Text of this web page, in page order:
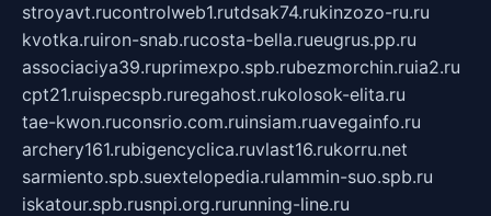
stroyavt.rucontrolweb1.rutdsak74.rukinzozo-ru.ru
kvotka.ruiron-snab.rucosta-bella.rueugrus.pp.ru
associaciya39.ruprimexpo.spb.rubezmorchin.ruia2.ru
cpt21.ruispecspb.ruregahost.rukolosok-elita.ru
tae-kwon.ruconsrio.com.ruinsiam.ruavegainfo.ru
archery161.rubigencyclica.ruvlast16.rukorru.net
sarmiento.spb.suextelopedia.rulammin-suo.spb.ru
iskatour.spb.rusnpi.org.rurunning-line.ru